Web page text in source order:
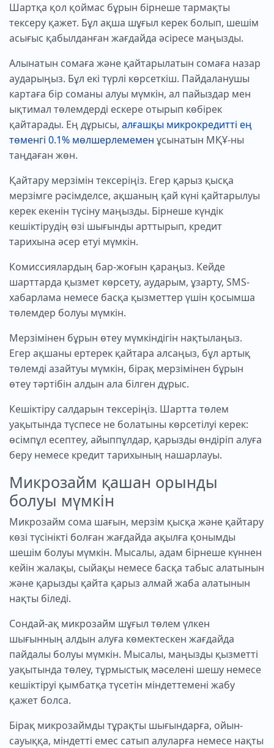
Шартқа қол қоймас бұрын бірнеше тармақты
тексеру қажет. Бұл ақша шұғыл керек болып, шешім
асығыс қабылданған жағдайда әсіресе маңызды.
Алынатын сомаға және қайтарылатын сомаға назар
аударыңыз. Бұл екі түрлі көрсеткіш. Пайдаланушы
картаға бір соманы алуы мүмкін, ал пайыздар мен
ықтимал төлемдерді ескере отырып көбірек
қайтарады. Ең дұрысы, алғашқы микрокредитті ең
төменгі 0.1% мөлшерлемемен ұсынатын МҚҰ-ны
таңдаған жөн.
Қайтару мерзімін тексеріңіз. Егер қарыз қысқа
мерзімге рәсімделсе, ақшаның қай күні қайтарылуы
керек екенін түсіну маңызды. Бірнеше күндік
кешіктірудің өзі шығынды арттырып, кредит
тарихына әсер етуі мүмкін.
Комиссиялардың бар-жоғын қараңыз. Кейде
шарттарда қызмет көрсету, аударым, ұзарту, SMS-
хабарлама немесе басқа қызметтер үшін қосымша
төлемдер болуы мүмкін.
Мерзімінен бұрын өтеу мүмкіндігін нақтылаңыз.
Егер ақшаны ертерек қайтара алсаңыз, бұл артық
төлемді азайтуы мүмкін, бірақ мерзімінен бұрын
өтеу тәртібін алдын ала білген дұрыс.
Кешіктіру салдарын тексеріңіз. Шартта төлем
уақытында түспесе не болатыны көрсетілуі керек:
өсімпұл есептеу, айыппұлдар, қарызды өндіріп алуға
беру немесе кредит тарихының нашарлауы.
Микрозайм қашан орынды
болуы мүмкін
Микрозайм сома шағын, мерзім қысқа және қайтару
көзі түсінікті болған жағдайда ақылға қонымды
шешім болуы мүмкін. Мысалы, адам бірнеше күннен
кейін жалақы, сыйақы немесе басқа табыс алатынын
және қарызды қайта қарыз алмай жаба алатынын
нақты біледі.
Сондай-ақ микрозайм шұғыл төлем үлкен
шығынның алдын алуға көмектескен жағдайда
пайдалы болуы мүмкін. Мысалы, маңызды қызметті
уақытында төлеу, тұрмыстық мәселені шешу немесе
кешіктіруі қымбатқа түсетін міндеттемені жабу
қажет болса.
Бірақ микрозаймды тұрақты шығындарға, ойын-
сауыққа, міндетті емес сатып алуларға немесе нақты